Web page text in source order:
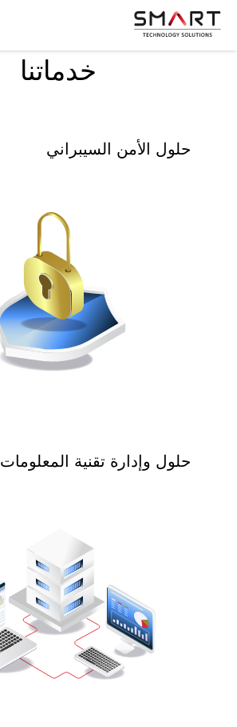
خدماتنا
حلول الأمن السيبراني
حلول وإدارة تقنية المعلومات